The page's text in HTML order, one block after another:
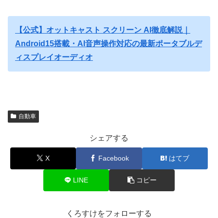
【公式】オットキャスト スクリーン AI徹底解説｜
Android15搭載・AI音声操作対応の最新ポータブルデ
ィスプレイオーディオ
自動車
シェアする
X Facebook はてブ
LINE コピー
くろすけをフォローする